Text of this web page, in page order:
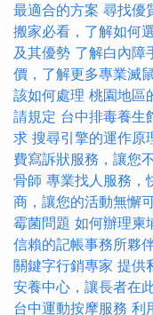
最適合的方案 尋找優
搬家必看，了解如何
及其優勢 了解白內障
價，了解更多專業滅
該如何處理 桃園地區
請規定 台中排毒養生
求 搜尋引擎的運作原
費寫訴狀服務，讓您
骨師 專業找人服務，
商，讓您的活動無懈
霉菌問題 如何辦理柬
信賴的記帳事務所夥
關鍵字行銷專家 提供
安養中心，讓長者在
台中運動按摩服務 利